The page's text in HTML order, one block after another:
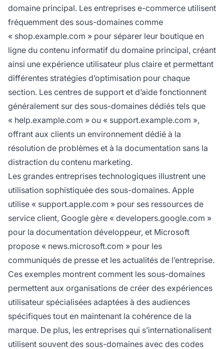
domaine principal. Les entreprises e-commerce utilisent
fréquemment des sous-domaines comme
« shop.example.com » pour séparer leur boutique en
ligne du contenu informatif du domaine principal, créant
ainsi une expérience utilisateur plus claire et permettant
différentes stratégies d’optimisation pour chaque
section. Les centres de support et d’aide fonctionnent
généralement sur des sous-domaines dédiés tels que
« help.example.com » ou « support.example.com »,
offrant aux clients un environnement dédié à la
résolution de problèmes et à la documentation sans la
distraction du contenu marketing.
Les grandes entreprises technologiques illustrent une
utilisation sophistiquée des sous-domaines. Apple
utilise « support.apple.com » pour ses ressources de
service client, Google gère « developers.google.com »
pour la documentation développeur, et Microsoft
propose « news.microsoft.com » pour les
communiqués de presse et les actualités de l’entreprise.
Ces exemples montrent comment les sous-domaines
permettent aux organisations de créer des expériences
utilisateur spécialisées adaptées à des audiences
spécifiques tout en maintenant la cohérence de la
marque. De plus, les entreprises qui s’internationalisent
utilisent souvent des sous-domaines avec des codes